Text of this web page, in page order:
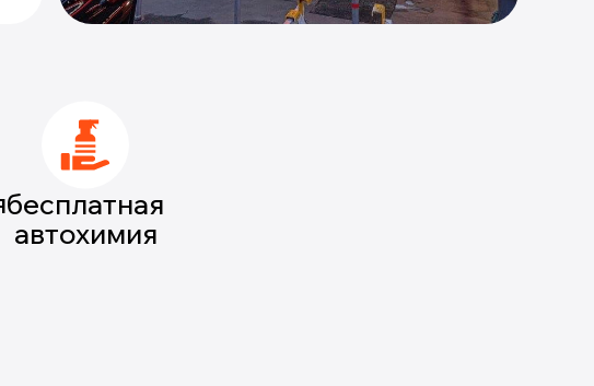
бесплатная
автохимия